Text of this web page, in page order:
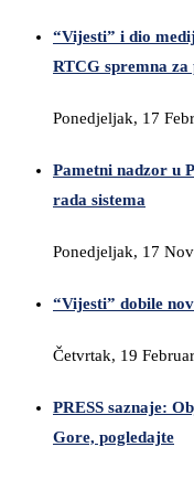
“Vijesti” i dio
RTCG spremna za
Ponedjeljak, 17
Pametni nadzor u
rada sistema
Ponedjeljak, 17
“Vijesti” dobile
Četvrtak, 19
PRESS saznaje:
Gore, pogledajte